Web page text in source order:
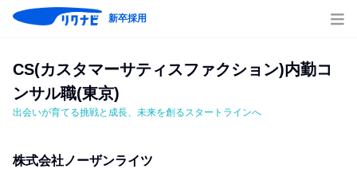
新卒採用
CS(カスタマーサティスファクション)内勤コ
ンサル職(東京)
出会いが育てる挑戦と成長、未来を創るスタートラインへ
株式会社ノーザンライツ